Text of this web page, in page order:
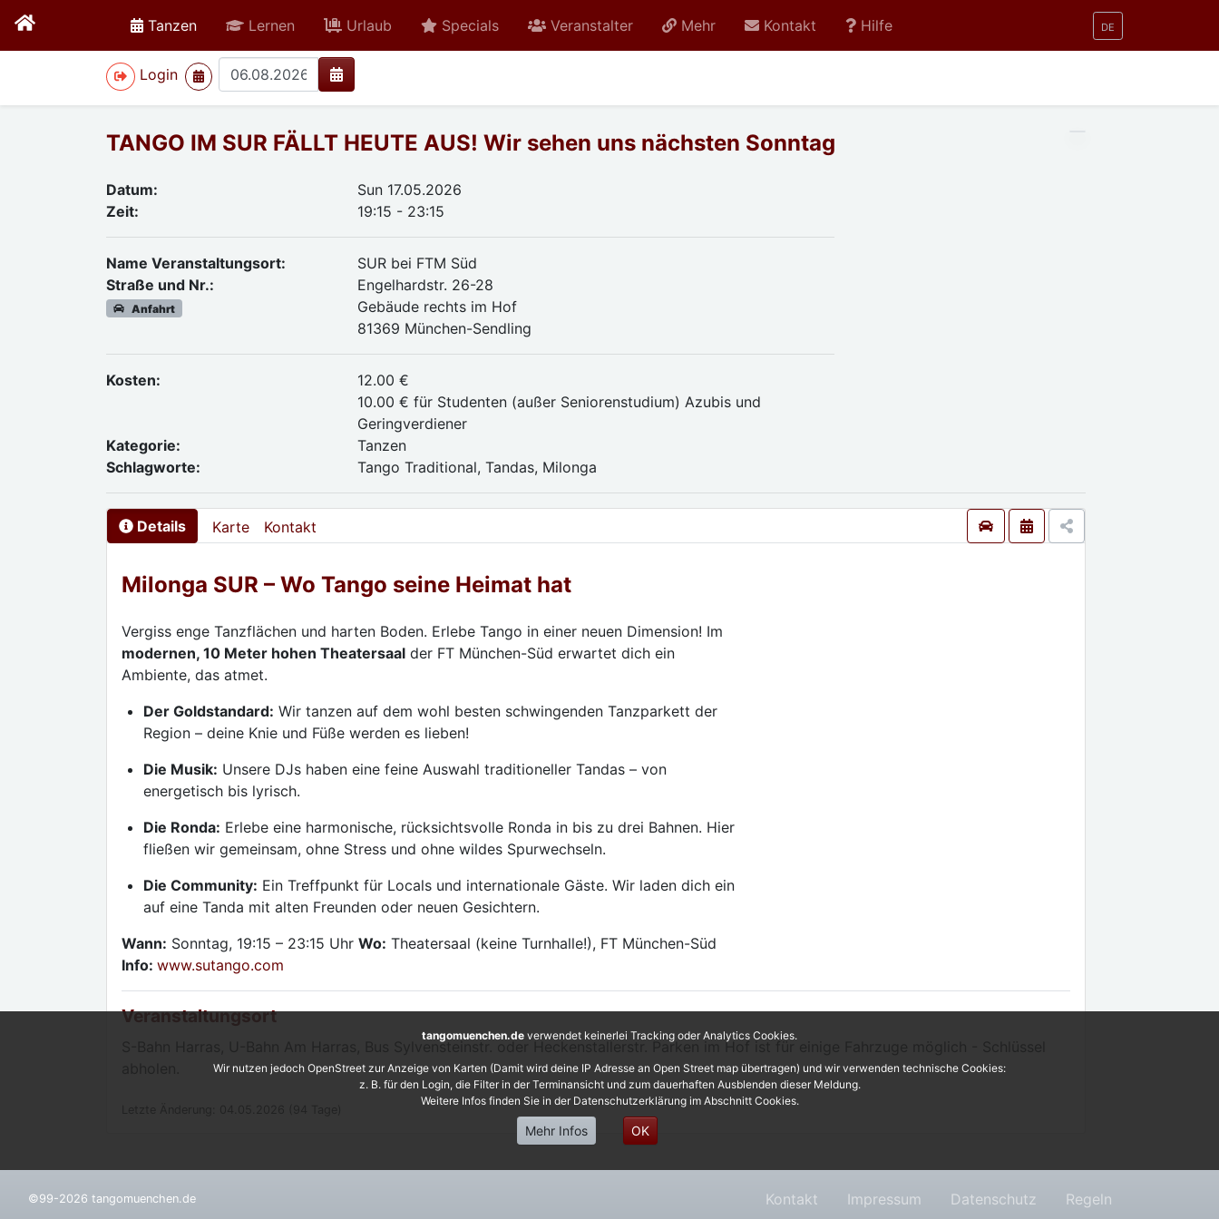
Tanzenactive Lernen Urlaub Specials Veranstalter Mehr Kontakt Hilfe DE
Login
>
TANGO IM SUR FÄLLT HEUTE AUS! Wir sehen uns nächsten Sonntag
Datum:
Sun 17.05.2026
Zeit:
19:15 - 23:15
Name Veranstaltungsort:
SUR bei FTM Süd
Straße und Nr.:
Anfahrt
Engelhardstr. 26-28
Gebäude rechts im Hof
81369 München-Sendling
Kosten:
12.00 €
10.00 € für Studenten (außer Seniorenstudium) Azubis und
Geringverdiener
Kategorie:
Tanzen
Schlagworte:
Tango Traditional, Tandas, Milonga
Details Karte Kontakt
Milonga SUR – Wo Tango seine Heimat hat
Vergiss enge Tanzflächen und harten Boden. Erlebe Tango in einer neuen Dimension! Im
modernen, 10 Meter hohen Theatersaal der FT München-Süd erwartet dich ein
Ambiente, das atmet.
Der Goldstandard: Wir tanzen auf dem wohl besten schwingenden Tanzparkett der
Region – deine Knie und Füße werden es lieben!
Die Musik: Unsere DJs haben eine feine Auswahl traditioneller Tandas – von
energetisch bis lyrisch.
Die Ronda: Erlebe eine harmonische, rücksichtsvolle Ronda in bis zu drei Bahnen. Hier
fließen wir gemeinsam, ohne Stress und ohne wildes Spurwechseln.
Die Community: Ein Treffpunkt für Locals und internationale Gäste. Wir laden dich ein
auf eine Tanda mit alten Freunden oder neuen Gesichtern.
Wann: Sonntag, 19:15 – 23:15 Uhr Wo: Theatersaal (keine Turnhalle!), FT München-Süd
Info: www.sutango.com
Veranstaltungsort
S-Bahn Harras, U-Bahn Am Harras, Bus Sylvensteinstr. oder Heckenstallerstr. Parken im Hof ist für einige Fahrzuge möglich - Schlüssel
©99-2026 tangomuenchen.de Kontakt Impressum Datenschutz Regeln
tangomuenchen.de verwendet keinerlei Tracking oder Analytics Cookies.
Wir nutzen jedoch OpenStreet zur Anzeige von Karten (Damit wird deine IP Adresse an Open Street map übertragen) und wir verwenden technische Cookies:
z. B. für den Login, die Filter in der Terminansicht und zum dauerhaften Ausblenden dieser Meldung.
Weitere Infos finden Sie in der Datenschutzerklärung im Abschnitt Cookies.
Mehr Infos OK